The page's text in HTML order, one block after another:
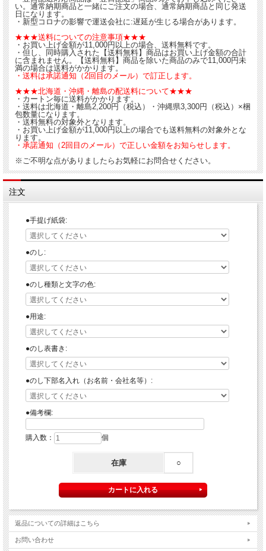
い。通常納期商品と一緒にご注文の場合、通常納期商品と同じ発送
日になります。
・新型コロナの影響で運送会社に:遅延が生じる場合があります。
★★★送料についての注意事項★★★
・お買い上げ金額が11,000円以上の場合、送料無料です。
・但し、同時購入された【送料無料】商品はお買い上げ金額の合計
に含まれません。【送料無料】商品を除いた商品のみで11,000円未
満の場合は送料がかかります。
・送料は承諾通知（2回目のメール）で訂正します。
★★★北海道・沖縄・離島の配送料について★★★
・カートン毎に送料がかかります。
・送料は北海道・離島2,200円（税込）・沖縄県3,300円（税込）×梱
包数量になります。
・送料無料の対象外となります。
・お買い上げ金額が11,000円以上の場合でも送料無料の対象外とな
ります。
・承諾通知（2回目のメール）で正しい金額をお知らせします。
※ご不明な点がありましたらお気軽にお問合せください。
注文
●手提げ紙袋:
●のし:
●のし種類と文字の色:
●用途:
●のし表書き:
●のし下部名入れ（お名前・会社名等）:
●備考欄:
購入数： 個
在庫 ○
返品についての詳細はこちら
お問い合わせ